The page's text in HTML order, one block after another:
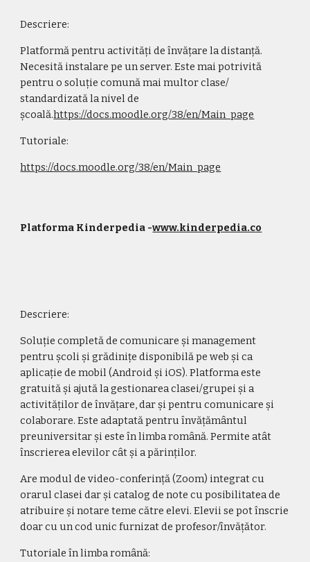
Descriere:
Platformă pentru activități de învățare la distanță.
Necesită instalare pe un server. Este mai potrivită
pentru o soluție comună mai multor clase/
standardizată la nivel de
școală.https://docs.moodle.org/38/en/Main_page
Tutoriale:
https://docs.moodle.org/38/en/Main_page
Platforma Kinderpedia -www.kinderpedia.co
Descriere:
Soluție completă de comunicare și management
pentru școli și grădinițe disponibilă pe web și ca
aplicație de mobil (Android și iOS). Platforma este
gratuită și ajută la gestionarea clasei/grupei și a
activităților de învățare, dar și pentru comunicare și
colaborare. Este adaptată pentru învățământul
preuniversitar și este în limba română. Permite atât
înscrierea elevilor cât și a părinților.
Are modul de video-conferință (Zoom) integrat cu
orarul clasei dar și catalog de note cu posibilitatea de
atribuire și notare teme către elevi. Elevii se pot înscrie
doar cu un cod unic furnizat de profesor/învățător.